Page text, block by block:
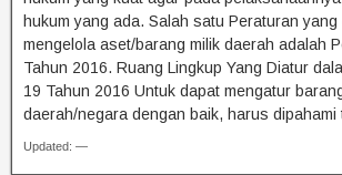
hukum yang ada. Salah satu Peraturan
mengelola aset/barang milik daerah adalah
Tahun 2016. Ruang Lingkup Yang Diatur
19 Tahun 2016 Untuk dapat mengatur
daerah/negara dengan baik, harus
Updated: —